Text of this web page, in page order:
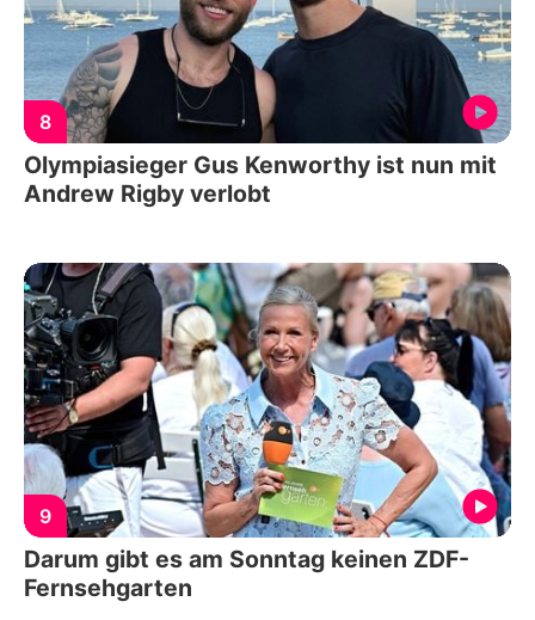
8
Olympiasieger Gus Kenworthy ist nun mit
Andrew Rigby verlobt
9
Darum gibt es am Sonntag keinen ZDF-
Fernsehgarten